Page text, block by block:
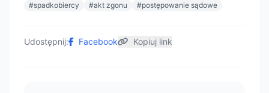
#spadkobiercy
#akt zgonu #postępowanie sądowe
Udostępnij: Facebook Kopiuj link